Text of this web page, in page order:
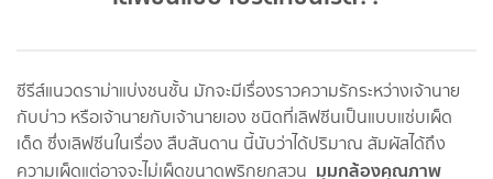
ซีรีส์แนวดราม่าแบ่งชนชั้น มักจะมีเรื่องราวความรักระหว่างเจ้านาย
กับบ่าว หรือเจ้านายกับเจ้านายเอง ชนิดที่เลิฟซีนเป็นแบบแซ่บเผ็ด
เด็ด ซึ่งเลิฟซีนในเรื่อง สืบสันดาน นี้นับว่าได้ปริมาณ สัมผัสได้ถึง
ความเผ็ดแต่อาจจะไม่เผ็ดขนาดพริกยกสวน มุมกล้องคุณภาพ